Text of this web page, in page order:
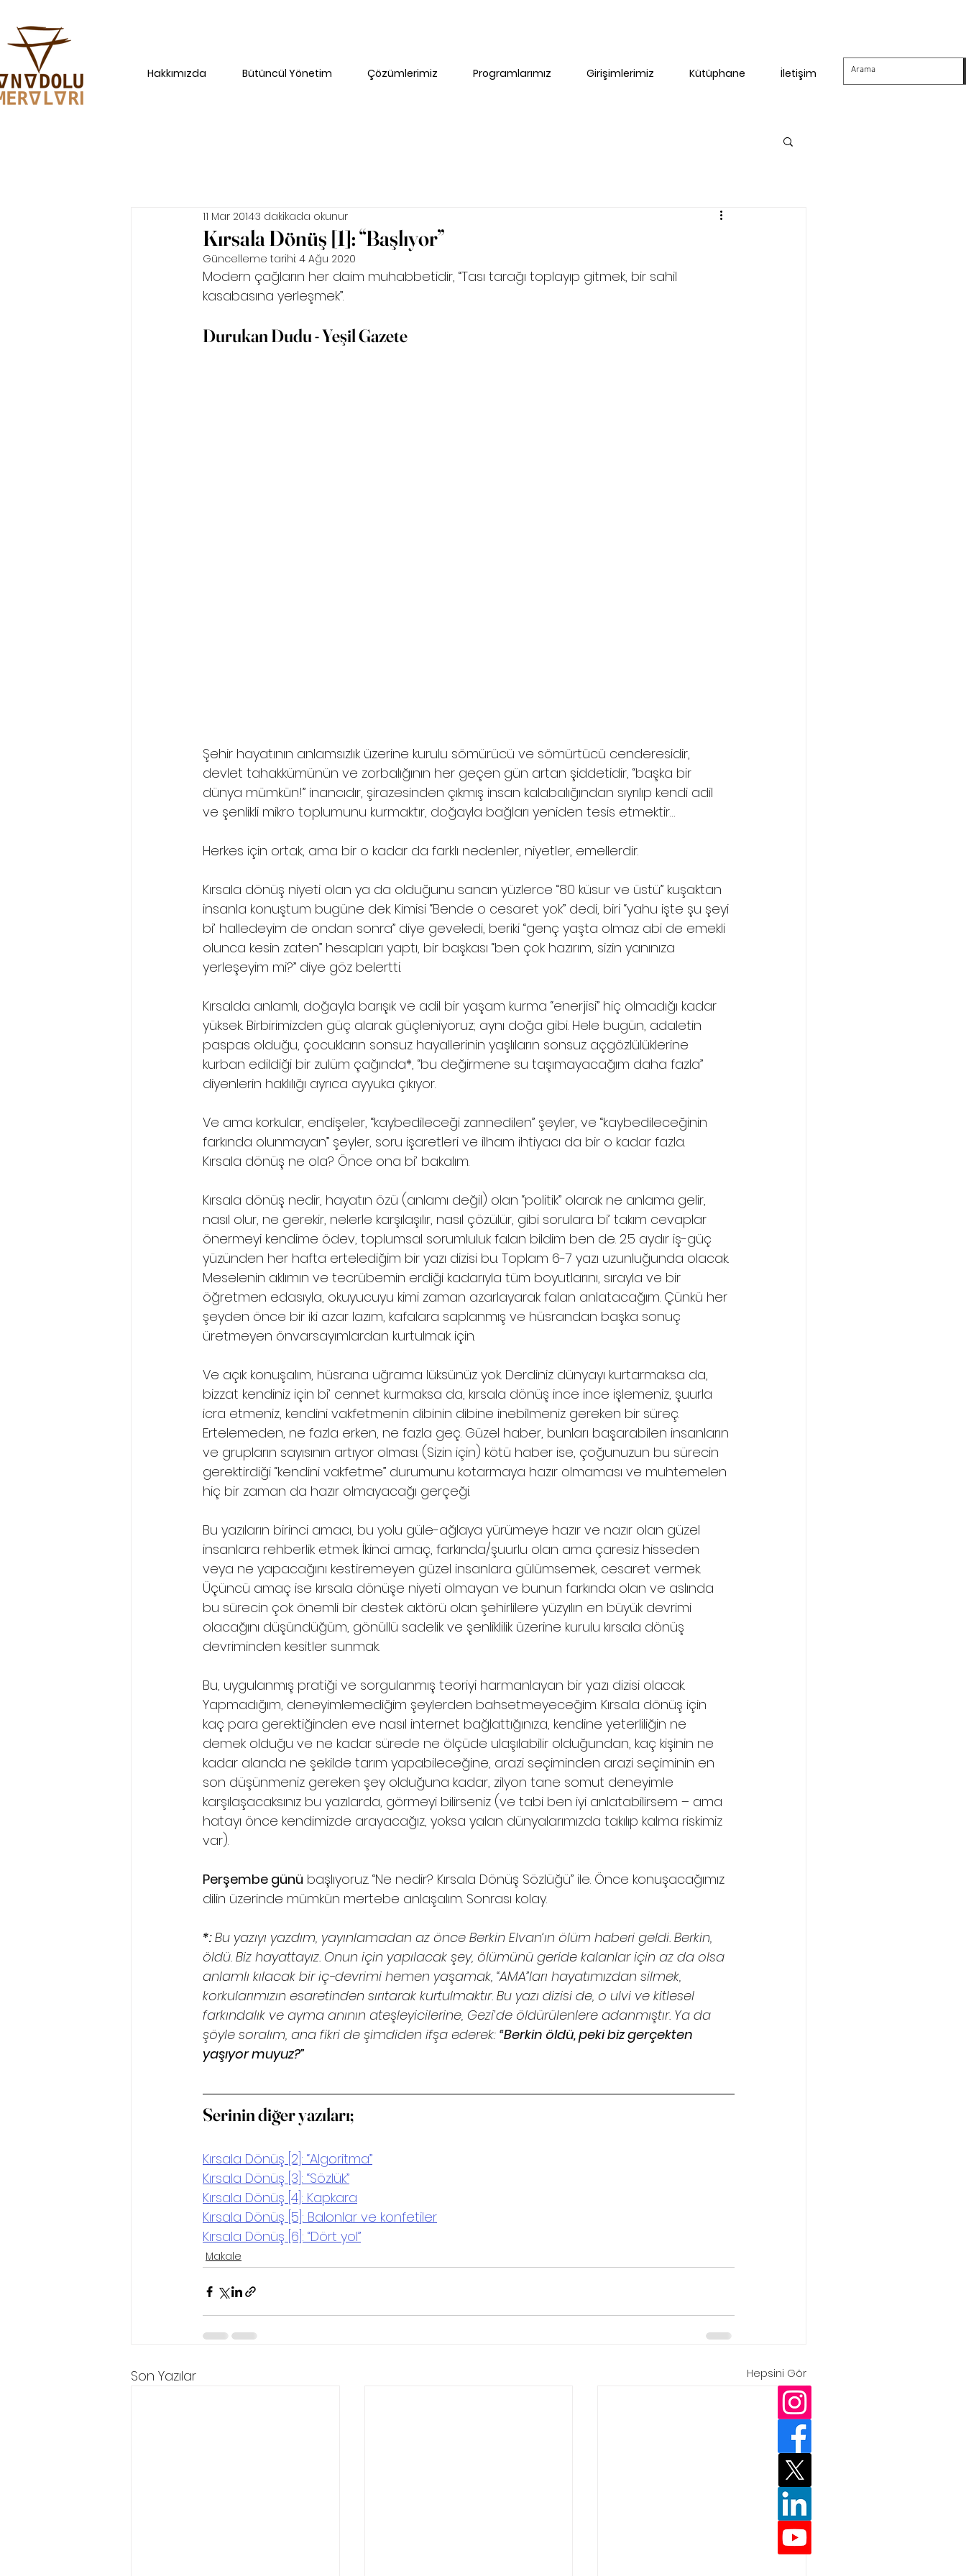
Hakkımızda Bütüncül Yönetim Çözümlerimiz Programlarımız Girişimlerimiz Kütüphane İletişim
Kırsala Dönüş [1]: “Başlıyor”
11 Mar 20143 dakikada okunur
Güncelleme tarihi: 4 Ağu 2020
Modern çağların her daim muhabbetidir, “Tası tarağı toplayıp gitmek, bir sahil
kasabasına yerleşmek”.
Durukan Dudu - Yeşil Gazete
Şehir hayatının anlamsızlık üzerine kurulu sömürücü ve sömürtücü cenderesidir,
devlet tahakkümünün ve zorbalığının her geçen gün artan şiddetidir, “başka bir
dünya mümkün!” inancıdır, şirazesinden çıkmış insan kalabalığından sıyrılıp kendi adil
ve şenlikli mikro toplumunu kurmaktır, doğayla bağları yeniden tesis etmektir…
Herkes için ortak, ama bir o kadar da farklı nedenler, niyetler, emellerdir.
Kırsala dönüş niyeti olan ya da olduğunu sanan yüzlerce “80 küsur ve üstü” kuşaktan
insanla konuştum bugüne dek. Kimisi “Bende o cesaret yok” dedi, biri “yahu işte şu şeyi
bi’ halledeyim de ondan sonra” diye geveledi, beriki “genç yaşta olmaz abi de emekli
olunca kesin zaten” hesapları yaptı, bir başkası “ben çok hazırım, sizin yanınıza
yerleşeyim mi?” diye göz belertti.
Kırsalda anlamlı, doğayla barışık ve adil bir yaşam kurma “enerjisi” hiç olmadığı kadar
yüksek. Birbirimizden güç alarak güçleniyoruz; aynı doğa gibi. Hele bugün, adaletin
paspas olduğu, çocukların sonsuz hayallerinin yaşlıların sonsuz açgözlülüklerine
kurban edildiği bir zulüm çağında*, “bu değirmene su taşımayacağım daha fazla”
diyenlerin haklılığı ayrıca ayyuka çıkıyor.
Ve ama korkular, endişeler, “kaybedileceği zannedilen” şeyler, ve “kaybedileceğinin
farkında olunmayan” şeyler, soru işaretleri ve ilham ihtiyacı da bir o kadar fazla.
Kırsala dönüş ne ola? Önce ona bi’ bakalım.
Kırsala dönüş nedir, hayatın özü (anlamı değil) olan “politik” olarak ne anlama gelir,
nasıl olur, ne gerekir, nelerle karşılaşılır, nasıl çözülür, gibi sorulara bi’ takım cevaplar
önermeyi kendime ödev, toplumsal sorumluluk falan bildim ben de. 2.5 aydır iş-güç
yüzünden her hafta ertelediğim bir yazı dizisi bu. Toplam 6-7 yazı uzunluğunda olacak.
Meselenin aklımın ve tecrübemin erdiği kadarıyla tüm boyutlarını, sırayla ve bir
öğretmen edasıyla, okuyucuyu kimi zaman azarlayarak falan anlatacağım. Çünkü her
şeyden önce bir iki azar lazım, kafalara saplanmış ve hüsrandan başka sonuç
üretmeyen önvarsayımlardan kurtulmak için.
Ve açık konuşalım, hüsrana uğrama lüksünüz yok. Derdiniz dünyayı kurtarmaksa da,
bizzat kendiniz için bi’ cennet kurmaksa da, kırsala dönüş ince ince işlemeniz, şuurla
icra etmeniz, kendini vakfetmenin dibinin dibine inebilmeniz gereken bir süreç.
Ertelemeden, ne fazla erken, ne fazla geç. Güzel haber, bunları başarabilen insanların
ve grupların sayısının artıyor olması. (Sizin için) kötü haber ise, çoğunuzun bu sürecin
gerektirdiği “kendini vakfetme” durumunu kotarmaya hazır olmaması ve muhtemelen
hiç bir zaman da hazır olmayacağı gerçeği.
Bu yazıların birinci amacı, bu yolu güle-ağlaya yürümeye hazır ve nazır olan güzel
insanlara rehberlik etmek. İkinci amaç, farkında/şuurlu olan ama çaresiz hisseden
veya ne yapacağını kestiremeyen güzel insanlara gülümsemek, cesaret vermek.
Üçüncü amaç ise kırsala dönüşe niyeti olmayan ve bunun farkında olan ve aslında
bu sürecin çok önemli bir destek aktörü olan şehirlilere yüzyılın en büyük devrimi
olacağını düşündüğüm, gönüllü sadelik ve şenliklilik üzerine kurulu kırsala dönüş
devriminden kesitler sunmak.
Bu, uygulanmış pratiği ve sorgulanmış teoriyi harmanlayan bir yazı dizisi olacak.
Yapmadığım, deneyimlemediğim şeylerden bahsetmeyeceğim. Kırsala dönüş için
kaç para gerektiğinden eve nasıl internet bağlattığınıza, kendine yeterliliğin ne
demek olduğu ve ne kadar sürede ne ölçüde ulaşılabilir olduğundan, kaç kişinin ne
kadar alanda ne şekilde tarım yapabileceğine, arazi seçiminden arazi seçiminin en
son düşünmeniz gereken şey olduğuna kadar, zilyon tane somut deneyimle
karşılaşacaksınız bu yazılarda, görmeyi bilirseniz (ve tabi ben iyi anlatabilirsem – ama
hatayı önce kendimizde arayacağız, yoksa yalan dünyalarımızda takılıp kalma riskimiz
var).
Perşembe günü başlıyoruz. “Ne nedir? Kırsala Dönüş Sözlüğü” ile. Önce konuşacağımız
dilin üzerinde mümkün mertebe anlaşalım. Sonrası kolay.
*: Bu yazıyı yazdım, yayınlamadan az önce Berkin Elvan’ın ölüm haberi geldi. Berkin,
öldü. Biz hayattayız. Onun için yapılacak şey, ölümünü geride kalanlar için az da olsa
anlamlı kılacak bir iç-devrimi hemen yaşamak, “AMA”ları hayatımızdan silmek,
korkularımızın esaretinden sırıtarak kurtulmaktır. Bu yazı dizisi de, o ulvi ve kitlesel
farkındalık ve ayma anının ateşleyicilerine, Gezi’de öldürülenlere adanmıştır. Ya da
şöyle soralım, ana fikri de şimdiden ifşa ederek: “Berkin öldü, peki biz gerçekten
yaşıyor muyuz?”
Serinin diğer yazıları;
Kırsala Dönüş [2]: “Algoritma”
Kırsala Dönüş [3]: “Sözlük”
Kırsala Dönüş [4]: Kapkara
Kırsala Dönüş [5]: Balonlar ve konfetiler
Kırsala Dönüş [6]: “Dört yol”
Makale
Son Yazılar Hepsini Gör